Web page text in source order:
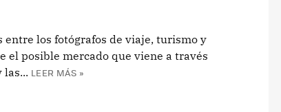
entre los fotógrafos de viaje, turismo y
el posible mercado que viene a través
las... LEER MÁS »